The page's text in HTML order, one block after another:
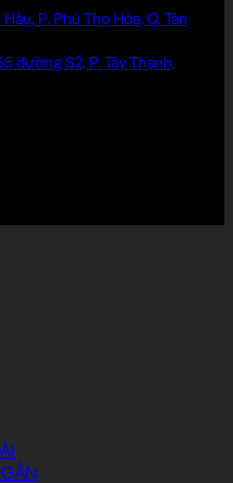
P. Phú Thọ Hòa, Q. Tân
đường S2, P. Tây Thạnh,